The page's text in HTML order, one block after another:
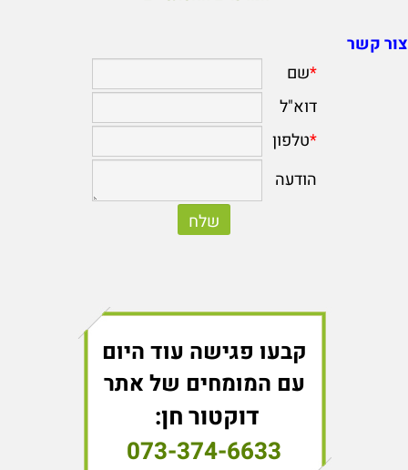
צור קשר
קבעו פגישה עוד היום
עם המומחים של אתר
דוקטור חן:
073-374-6633